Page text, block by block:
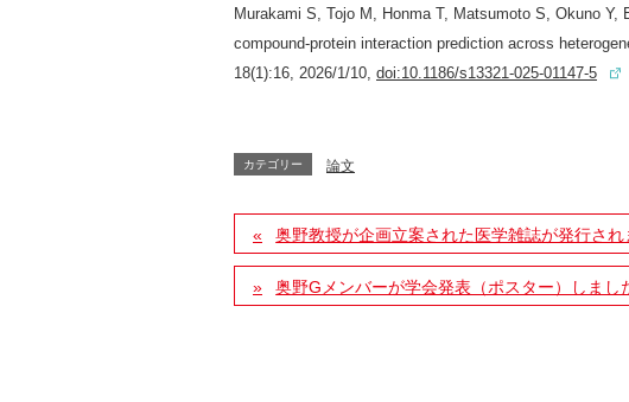
Murakami S, Tojo M, Honma T, Matsumoto S, Okuno Y,
compound-protein interaction prediction across
18(1):16, 2026/1/10, doi:10.1186/s13321-025-01147-5
カテゴリー 論文
奥野教授が企画立案された医学雑誌が発行され
奥野Gメンバーが学会発表（ポスター）しまし